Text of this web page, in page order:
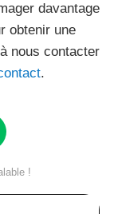
davantage
obtenir une
nous contacter
.
!